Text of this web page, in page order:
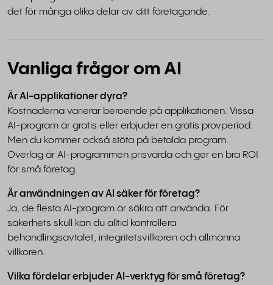
det för många olika delar av ditt företagande.
Vanliga frågor om AI
Är AI-applikationer dyra?
Kostnaderna varierar beroende på applikationen. Vissa
AI-program är gratis eller erbjuder en gratis provperiod.
Men du kommer också stöta på betalda program.
Överlag är AI-programmen prisvärda och ger en bra ROI
för små företag.
Är användningen av AI säker för företag?
Ja, de flesta AI-program är säkra att använda. För
säkerhets skull kan du alltid kontrollera
behandlingsavtalet, integritetsvillkoren och allmänna
villkoren.
Vilka fördelar erbjuder AI-verktyg för små företag?